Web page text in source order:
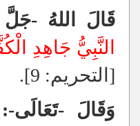
قَالَ اللهُ -جَلَّ
النَّبِيُّ جَاهِدِ
[التحريم: 9].
وَقَالَ -تَعَالَى-: